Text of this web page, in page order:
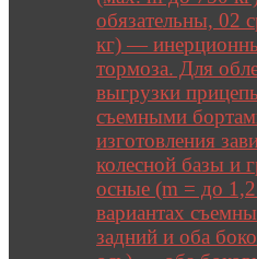
обязательны, 02
кг) —
тормоза. Для
выгрузки
съемными
изготовления
колесной базы и
осные (m = до 1,2
вариантах
задний и оба